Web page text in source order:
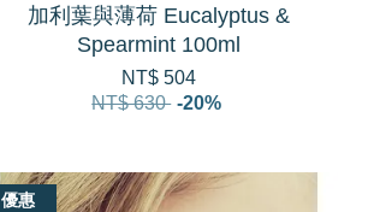
加利葉與薄荷 Eucalyptus &
Spearmint 100ml
NT$ 504
NT$ 630 -20%
優惠